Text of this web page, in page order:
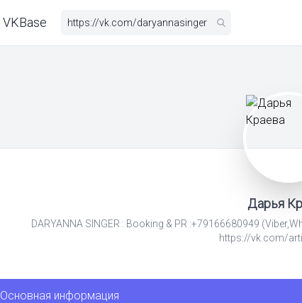
VKBase
Дарья
DARYANNA SINGER : Booking & PR :+79166680949
https://vk.com/
Основная информация